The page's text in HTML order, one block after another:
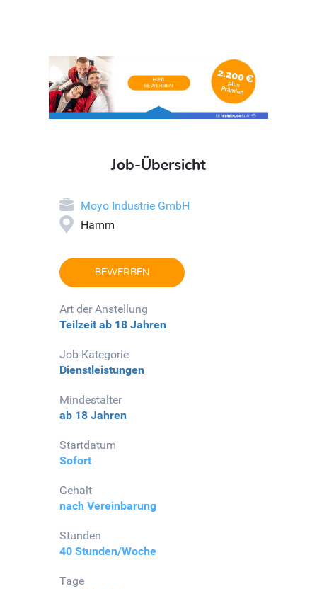
Job-Übersicht
Moyo Industrie GmbH
Hamm
BEWERBEN
Art der Anstellung
Teilzeit ab 18 Jahren
Job-Kategorie
Dienstleistungen
Mindestalter
ab 18 Jahren
Startdatum
Sofort
Gehalt
nach Vereinbarung
Stunden
40 Stunden/Woche
Tage